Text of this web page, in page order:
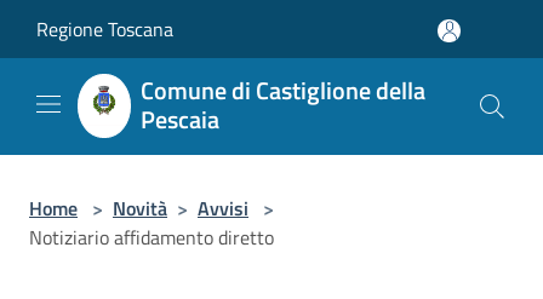
Regione Toscana
Comune di Castiglione della
Pescaia
Home > Novità > Avvisi >
Notiziario affidamento diretto